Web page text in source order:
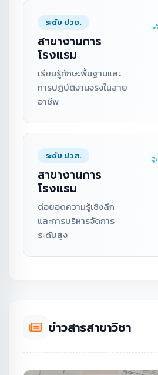
ระดับ ปวช.
สาขางานการ
โรงแรม
เรียนรู้ทักษะพื้นฐานและ
การปฏิบัติงานจริงในสาย
อาชีพ
ระดับ ปวส.
สาขางานการ
โรงแรม
ต่อยอดความรู้เชิงลึก
และการบริหารจัดการ
ระดับสูง
ข่าวสารสาขาวิชา